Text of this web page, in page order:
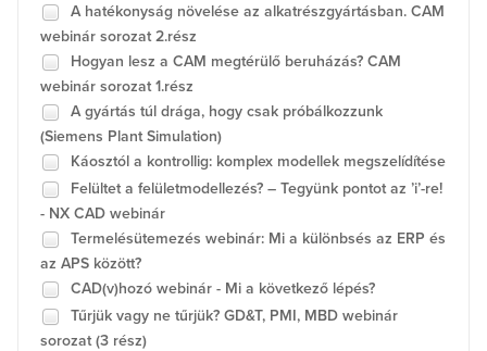
A hatékonyság növelése az alkatrészgyártásban. CAM
webinár sorozat 2.rész
Hogyan lesz a CAM megtérülő beruházás? CAM
webinár sorozat 1.rész
A gyártás túl drága, hogy csak próbálkozzunk
(Siemens Plant Simulation)
Káosztól a kontrollig: komplex modellek megszelídítése
Felültet a felületmodellezés? – Tegyünk pontot az ’i’-re!
- NX CAD webinár
Termelésütemezés webinár: Mi a különbsés az ERP és
az APS között?
CAD(v)hozó webinár - Mi a következő lépés?
Tűrjük vagy ne tűrjük? GD&T, PMI, MBD webinár
sorozat (3 rész)